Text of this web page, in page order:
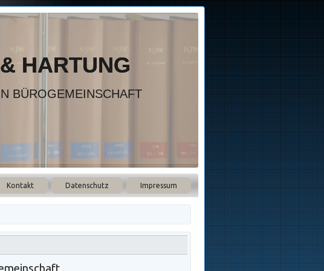
HARTUNG
BÜROGEMEINSCHAFT
Kontakt Datenschutz Impressum